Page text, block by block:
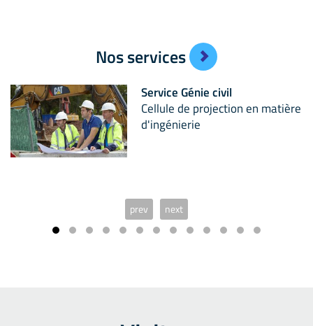
Contrôle des plans sur un chantier
Nos services
Service Génie civil
Cellule de projection en matière
d'ingénierie
prev next